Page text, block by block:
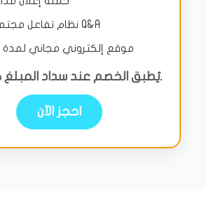
نظام تفاعل مجتمعي Q&A
موقع إلكتروني مجاني
يُطبق الخصم عند سداد المبلغ كاملًا.
احجز الآن